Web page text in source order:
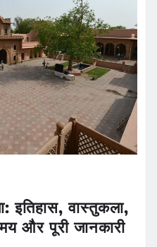
इतिहास, वास्तुकला,
और पूरी जानकारी